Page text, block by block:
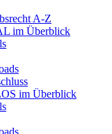
A-Z
im Überblick
im Überblick